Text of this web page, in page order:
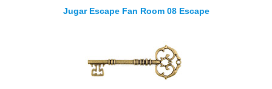
Jugar Escape Fan Room 08 Escape